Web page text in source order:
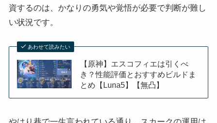
資するのは、かなりの勇気や覚悟が必要で判断が難し
い状況です。
あわせて読みたい
【原神】エスコフィエは引くべ
き？性能評価とおすすめビルドま
とめ【Luna5】【無凸】